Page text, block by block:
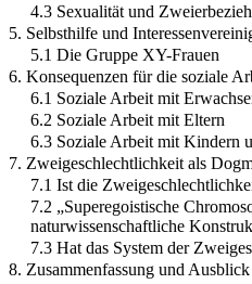
4.3 Sexualität und
5. Selbsthilfe und
5.1 Die Gruppe XY-Frauen
6. Konsequenzen für die soziale
6.1 Soziale Arbeit mit
6.2 Soziale Arbeit mit Eltern
6.3 Soziale Arbeit mit Kindern
7. Zweigeschlechtlichkeit als
7.1 Ist die
7.2 „Superegoistische
naturwissenschaftliche
7.3 Hat das System der
8. Zusammenfassung und Ausblick